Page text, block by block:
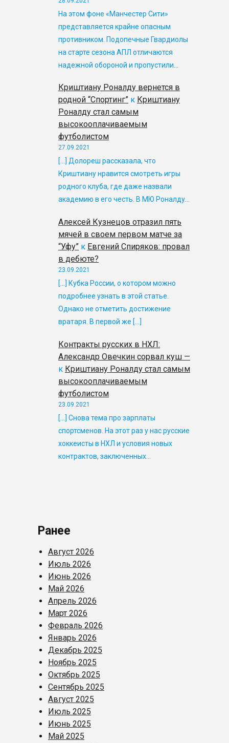
На этом фоне «Манчестер Сити»
представляется крайне опасным
противником. Подопечные Гвардиолы
на старте сезона АПЛ отличаются
надежной обороной и пропустили…
Криштиану Роналду вернется в
родной “Спортинг” к Криштиану
Роналду стал самым
высокооплачиваемым
футболистом
27.09.2021
[…] Долореш рассказала, что
Криштиану нравится смотреть игры
родного клуба, где даже назвали
академию в его честь. В МЮ Роналду…
Алексей Кузнецов отразил пять
мячей в своем первом матче за
“Уфу” к Евгений Спиряков: провал
в дебюте?
23.09.2021
[…] Кубка России, о котором можно
подробнее узнать в этой статье.
Однако не отметить достижение
вратаря. В первой же […]
Контракты русских в НХЛ:
Александр Овечкин сорвал куш —
к Криштиану Роналду стал самым
высокооплачиваемым
футболистом
23.09.2021
[…] Снова тема про зарплаты
спортсменов. На этот раз у нас русские
хоккеисты в НХЛ и условия новых
контрактов, заключенных…
Ранее
Август 2026
Июль 2026
Июнь 2026
Май 2026
Апрель 2026
Март 2026
Февраль 2026
Январь 2026
Декабрь 2025
Ноябрь 2025
Октябрь 2025
Сентябрь 2025
Август 2025
Июль 2025
Июнь 2025
Май 2025